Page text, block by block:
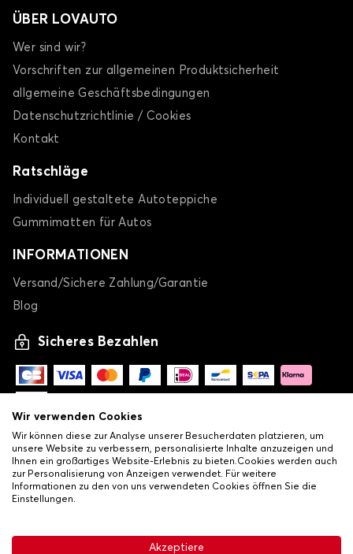
ÜBER LOVAUTO
Wer sind wir?
Vorschriften zur allgemeinen Produktsicherheit
allgemeine Geschäftsbedingungen
Datenschutzrichtlinie / Cookies
Kontakt
Ratschläge
Individuell gestaltete Autoteppiche
Gummimatten für Autos
INFORMATIONEN
Versand/Sichere Zahlung/Garantie
Blog
Sicheres Bezahlen
Allgemeine Verkaufsbedingungen•
Wir verwenden Cookies
Wir können diese zur Analyse unserer Besucherdaten platzieren, um
unsere Website zu verbessern, personalisierte Inhalte anzuzeigen und
Ihnen ein großartiges Website-Erlebnis zu bieten.Cookies werden auch
zur Personalisierung von Anzeigen verwendet. Für weitere
Informationen zu den von uns verwendeten Cookies öffnen Sie die
Einstellungen.
Akzeptiere